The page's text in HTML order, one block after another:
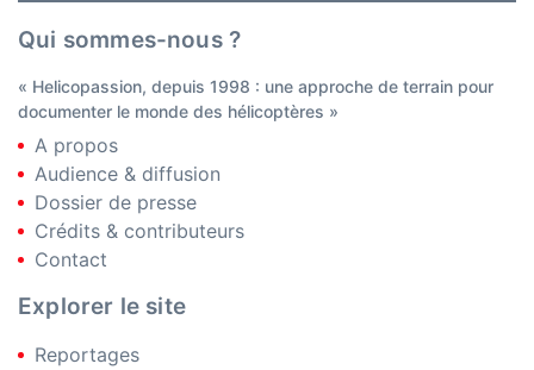
Qui sommes-nous ?
« Helicopassion, depuis 1998 : une approche de terrain pour
documenter le monde des hélicoptères »
A propos
Audience & diffusion
Dossier de presse
Crédits & contributeurs
Contact
Explorer le site
Reportages